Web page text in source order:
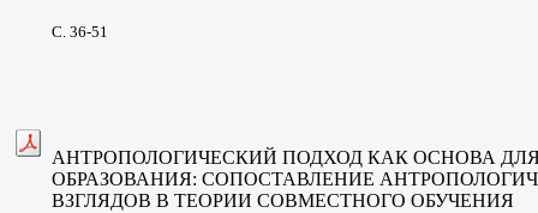
С. 36-51
АНТРОПОЛОГИЧЕСКИЙ ПОДХОД КАК ОСНОВА
ОБРАЗОВАНИЯ: СОПОСТАВЛЕНИЕ
ВЗГЛЯДОВ В ТЕОРИИ СОВМЕСТНОГО ОБУЧЕНИЯ